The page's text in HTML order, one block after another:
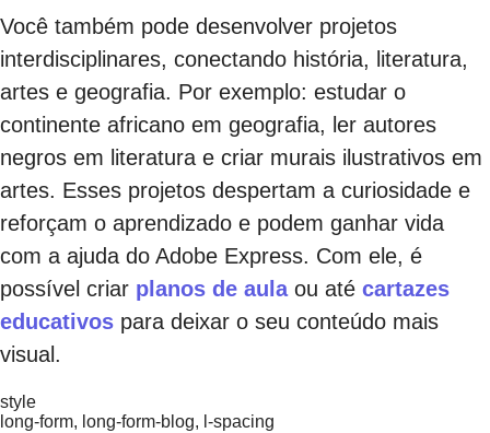
Você também pode desenvolver projetos
interdisciplinares, conectando história, literatura,
artes e geografia. Por exemplo: estudar o
continente africano em geografia, ler autores
negros em literatura e criar murais ilustrativos em
artes. Esses projetos despertam a curiosidade e
reforçam o aprendizado e podem ganhar vida
com a ajuda do Adobe Express. Com ele, é
possível criar planos de aulaou até cartazes
educativos para deixar o seu conteúdo mais
visual.
style
long-form, long-form-blog, l-spacing